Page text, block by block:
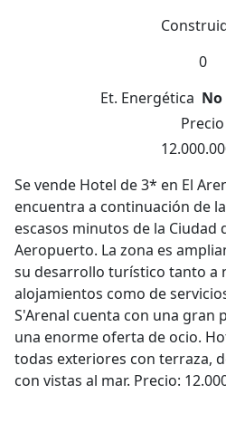
0
Et. Energética
Precio
Se vende Hotel de 3* en El
encuentra a continuación de
escasos minutos de la Ciudad
Aeropuerto. La zona es
su desarrollo turístico tanto a
alojamientos como de
S'Arenal cuenta con una gran
una enorme oferta de ocio.
todas exteriores con terraza,
con vistas al mar. Precio: